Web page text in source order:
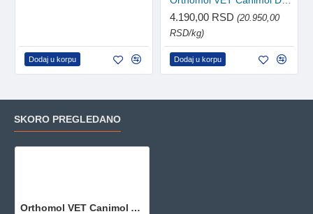
Dodaj u korpu
4.190,00 RSD (20.950,00
RSD/kg)
Dodaj u korpu
SKORO PREGLEDANO
Orthomol VET Canimol Agil im Pumpspender 100ml